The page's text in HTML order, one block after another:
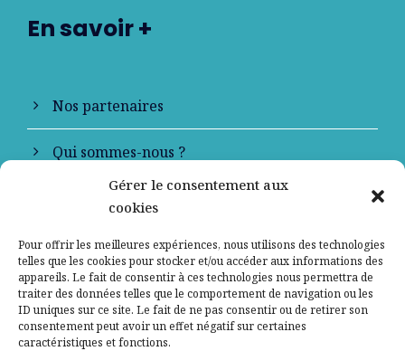
Gérer le consentement aux
cookies
Pour offrir les meilleures expériences, nous utilisons des technologies
telles que les cookies pour stocker et/ou accéder aux informations des
appareils. Le fait de consentir à ces technologies nous permettra de
traiter des données telles que le comportement de navigation ou les
ID uniques sur ce site. Le fait de ne pas consentir ou de retirer son
consentement peut avoir un effet négatif sur certaines
caractéristiques et fonctions.
En savoir +
Nos partenaires
Qui sommes-nous ?
Contactez-nous
Mentions légales
Politique de confidentialité